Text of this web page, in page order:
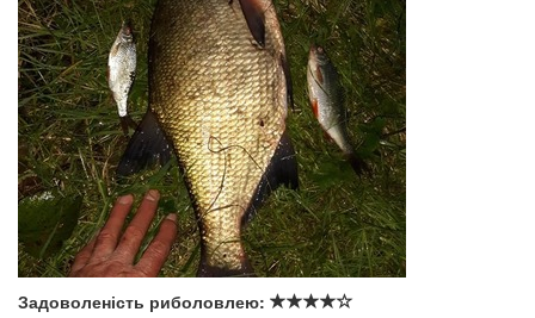
Задоволеність риболовлею: